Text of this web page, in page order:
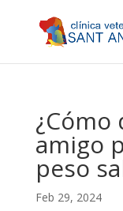
amigo
peso
Feb 29, 2024